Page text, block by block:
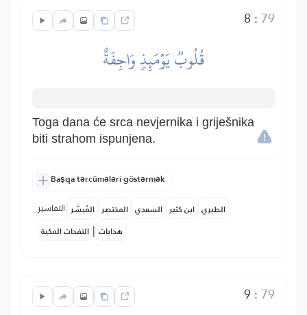
8 : 79
قُلُوبٞ يَوۡمَئِذٖ وَاجِفَةٌ
Toga dana će srca nevjernika i griješnika
biti strahom ispunjena.
Başqa tərcümələri göstərmək
التفاسير: المُيسَّر المختصر السعدي ابن كثير الطبري
النفحات المكية | هدايات
9: 79